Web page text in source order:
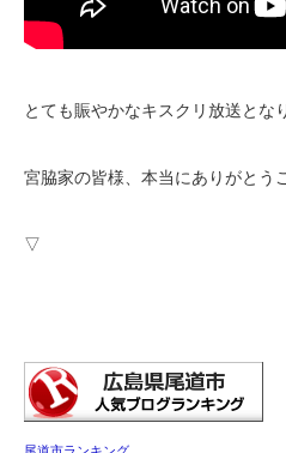
とても賑やかなキスクリ放送とな
宮脇家の皆様、本当にありがとう
▽